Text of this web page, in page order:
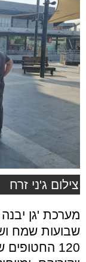
צילום ג'ני זרח
מערכת 'גן
שבועות שמח
120